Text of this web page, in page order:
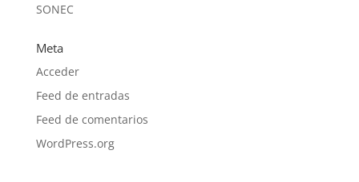
SONEC
Meta
Acceder
Feed de entradas
Feed de comentarios
WordPress.org